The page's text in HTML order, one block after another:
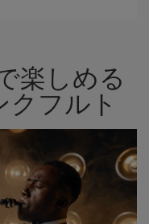
楽しめる
フルト